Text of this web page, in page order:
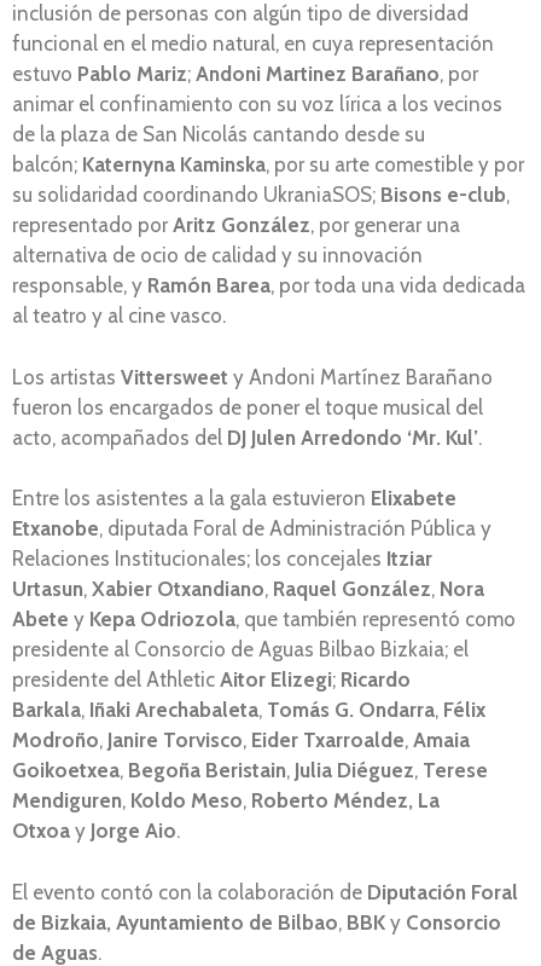
inclusión de personas con algún tipo de diversidad
funcional en el medio natural, en cuya representación
estuvo Pablo Mariz; Andoni Martinez Barañano, por
animar el confinamiento con su voz lírica a los vecinos
de la plaza de San Nicolás cantando desde su
balcón; Katernyna Kaminska, por su arte comestible y por
su solidaridad coordinando UkraniaSOS; Bisons e-club,
representado por Aritz González, por generar una
alternativa de ocio de calidad y su innovación
responsable, y Ramón Barea, por toda una vida dedicada
al teatro y al cine vasco.
Los artistas Vittersweet y Andoni Martínez Barañano
fueron los encargados de poner el toque musical del
acto, acompañados del DJ Julen Arredondo ‘Mr. Kul’.
Entre los asistentes a la gala estuvieron Elixabete
Etxanobe, diputada Foral de Administración Pública y
Relaciones Institucionales; los concejales Itziar
Urtasun, Xabier Otxandiano, Raquel González, Nora
Abete y Kepa Odriozola, que también representó como
presidente al Consorcio de Aguas Bilbao Bizkaia; el
presidente del Athletic Aitor Elizegi; Ricardo
Barkala, Iñaki Arechabaleta, Tomás G. Ondarra, Félix
Modroño, Janire Torvisco, Eider Txarroalde, Amaia
Goikoetxea, Begoña Beristain, Julia Diéguez, Terese
Mendiguren, Koldo Meso, Roberto Méndez, La
Otxoa y Jorge Aio.
El evento contó con la colaboración de Diputación Foral
de Bizkaia, Ayuntamiento de Bilbao, BBK y Consorcio
de Aguas.